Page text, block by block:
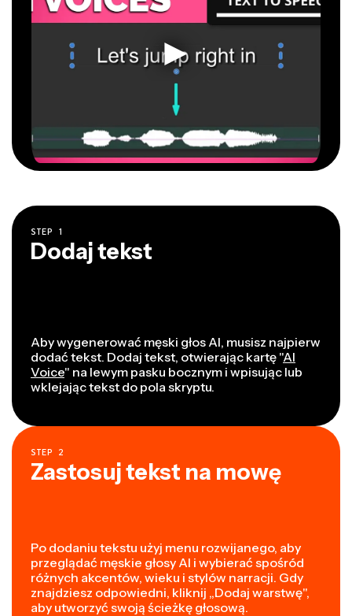
STEP 1
Dodaj tekst
Aby wygenerować męski głos AI, musisz najpierw
dodać tekst. Dodaj tekst, otwierając kartę "AI
Voice" na lewym pasku bocznym i wpisując lub
wklejając tekst do pola skryptu.
STEP 2
Zastosuj tekst na mowę
Po dodaniu tekstu użyj menu rozwijanego, aby
przeglądać męskie głosy AI i wybierać spośród
różnych akcentów, wieku i stylów narracji. Gdy
znajdziesz odpowiedni, kliknij „Dodaj warstwę",
aby utworzyć swoją ścieżkę głosową.